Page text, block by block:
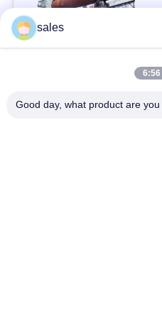
लोकप्रिय श्रेणियां
sales
6:56
Good day, what product are